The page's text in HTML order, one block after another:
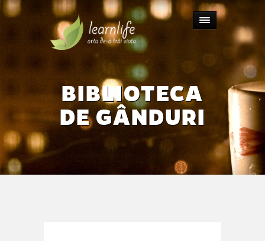
BIBLIOTECA
DE GÂNDURI